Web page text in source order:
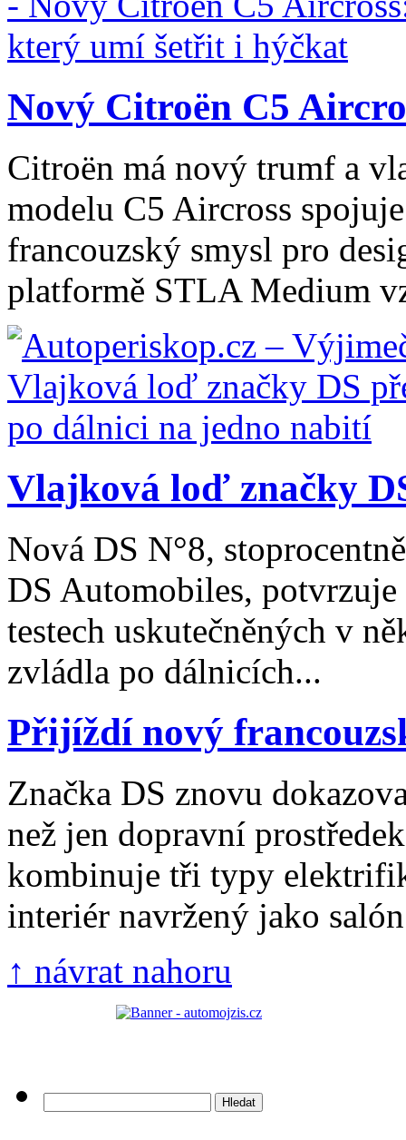
Nový Citroën C5
Citroën má nový trumf a
modelu C5 Aircross
francouzský smysl pro
platformě STLA Medium
Vlajková loď značky
Nová DS N°8,
DS Automobiles,
testech uskutečněných v
zvládla po dálnicích...
Přijíždí nový
Značka DS znovu
než jen dopravní
kombinuje tři typy
interiér navržený jako
↑ návrat nahoru